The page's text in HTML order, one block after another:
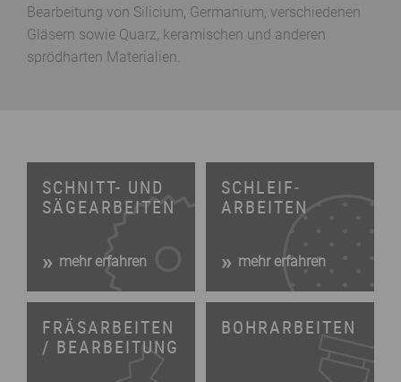
Bearbeitung von Silicium, Germanium, verschiedenen
Gläsern sowie Quarz, keramischen und anderen
sprödharten Materialien.
SCHNITT- UND
SÄGE­ARBEITEN
mehr erfahren
SCHLEIF­
ARBEITEN
mehr erfahren
FRÄS­ARBEITEN
/ BE­ARBEIT­UNG
BOHR­ARBEITEN